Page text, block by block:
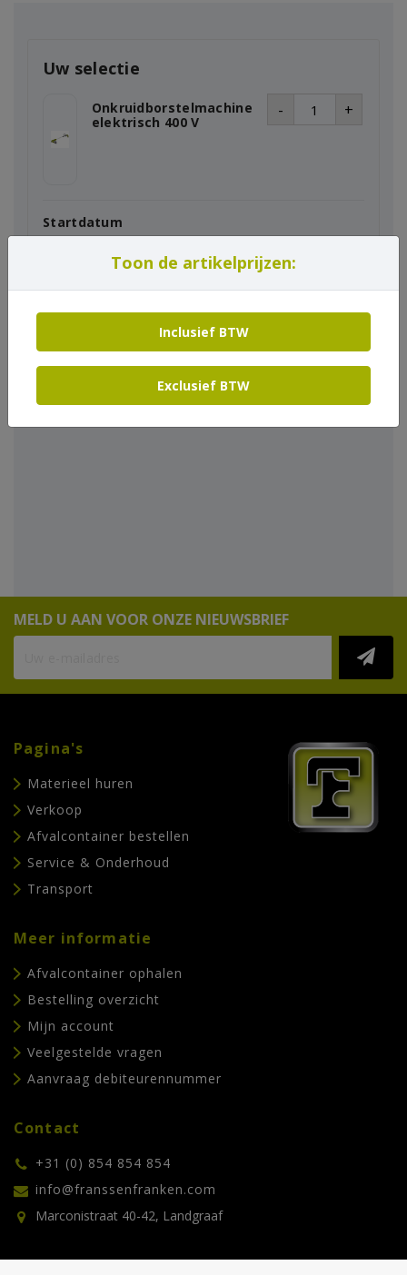
Uw selectie
Onkruidborstelmachine
elektrisch 400 V
- +
Startdatum
Einddatum
MELD U AAN VOOR ONZE NIEUWSBRIEF
Pagina's
Materieel huren
Verkoop
Afvalcontainer bestellen
Service & Onderhoud
Transport
Meer informatie
Afvalcontainer ophalen
Bestelling overzicht
Mijn account
Veelgestelde vragen
Aanvraag debiteurennummer
Contact
+31 (0) 854 854 854
info@franssenfranken.com
Marconistraat 40-42, Landgraaf
Toon de artikelprijzen:
Inclusief BTW
Exclusief BTW